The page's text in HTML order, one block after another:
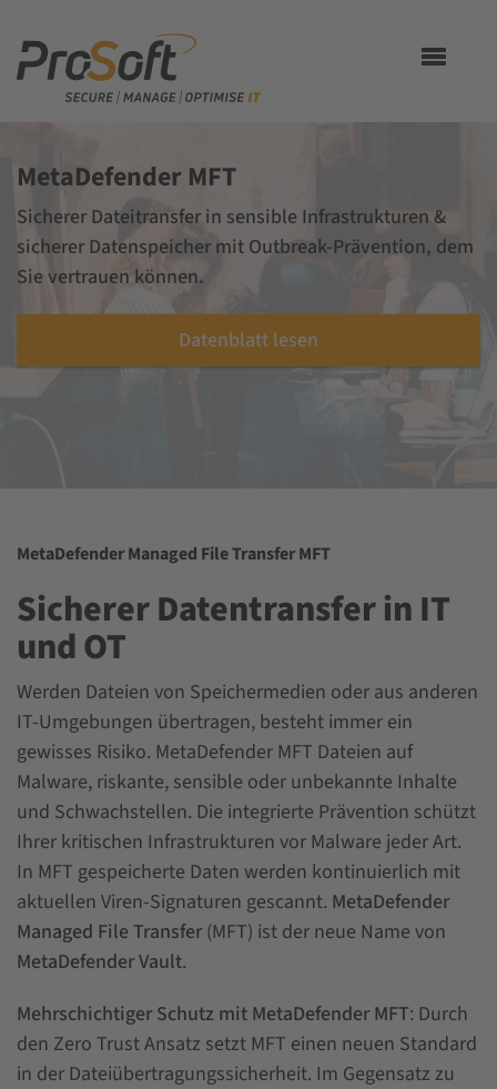
Toggle
MetaDefender MFT
Sicherer Dateitransfer in sensible Infrastrukturen &
sicherer Datenspeicher mit Outbreak-Prävention, dem
Sie vertrauen können.
Datenblatt lesen
MetaDefender Managed File Transfer MFT
Sicherer Datentransfer in IT
und OT
Werden Dateien von Speichermedien oder aus anderen
IT-Umgebungen übertragen, besteht immer ein
gewisses Risiko. MetaDefender MFT Dateien auf
Malware, riskante, sensible oder unbekannte Inhalte
und Schwachstellen. Die integrierte Prävention schützt
Ihrer kritischen Infrastrukturen vor Malware jeder Art.
In MFT gespeicherte Daten werden kontinuierlich mit
aktuellen Viren-Signaturen gescannt. MetaDefender
Managed File Transfer(MFT) ist der neue Name von
MetaDefender Vault.
Mehrschichtiger Schutz mit MetaDefender MFT: Durch
den Zero Trust Ansatz setzt MFT einen neuen Standard
in der Dateiübertragungssicherheit. Im Gegensatz zu